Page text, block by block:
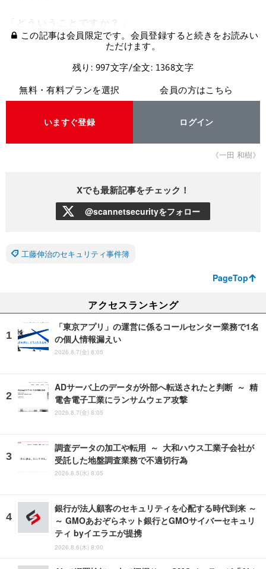
「どういうことですか？」
この記事は会員限定です。会員登録すると続きをお読みい
ただけます。
残り: 997文字/全文: 1368文字
無料・有料プランを選択
いますぐ登録
会員の方はこちら
ログイン
《一田 和樹》
Xでも最新記事をチェック！
@scannetsecurityをフォロー
工藤伸治のセキュリティ事件簿
PageTop
アクセスランキング
「東京アプリ」の運営に係るコールセンター業務で1名
の個人情報漏えい
2026.8.7(金) 8:05
ADサーバ上のデータが外部へ転送されたと判断 ～ 精
電舎電子工業にランサムウェア攻撃
2026.8.7(金) 8:05
調査データの加工や転用 ～ 大和ハウス工業子会社が
受託した地盤調査業務で不適切行為
2026.8.5(水) 8:05
銀行が法人顧客のセキュリティを心配する時代到来 ～
～ GMOあおぞらネット銀行とGMOサイバーセキュリ
ティ byイエラエが提携
2026.8.6(木) 8:00